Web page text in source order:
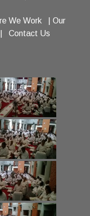
We Work
Our
Contact Us